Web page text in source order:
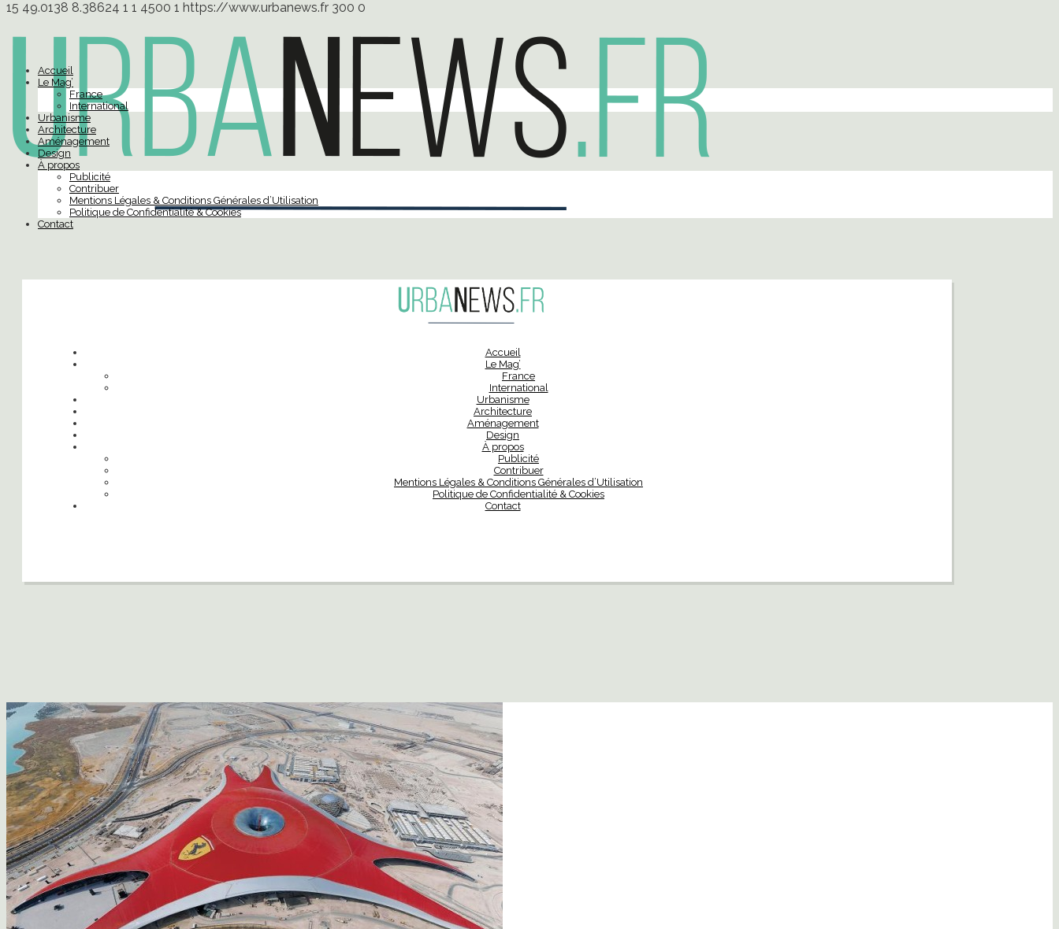
15 49.0138 8.38624 1 1 4500 1 https://www.urbanews.fr 300 0
Accueil
Le Mag’
France
International
Urbanisme
Architecture
Aménagement
Design
À propos
Publicité
Contribuer
Mentions Légales & Conditions Générales d’Utilisation
Politique de Confidentialité & Cookies
Contact
Accueil
Le Mag’
France
International
Urbanisme
Architecture
Aménagement
Design
À propos
Publicité
Contribuer
Mentions Légales & Conditions Générales d’Utilisation
Politique de Confidentialité & Cookies
Contact